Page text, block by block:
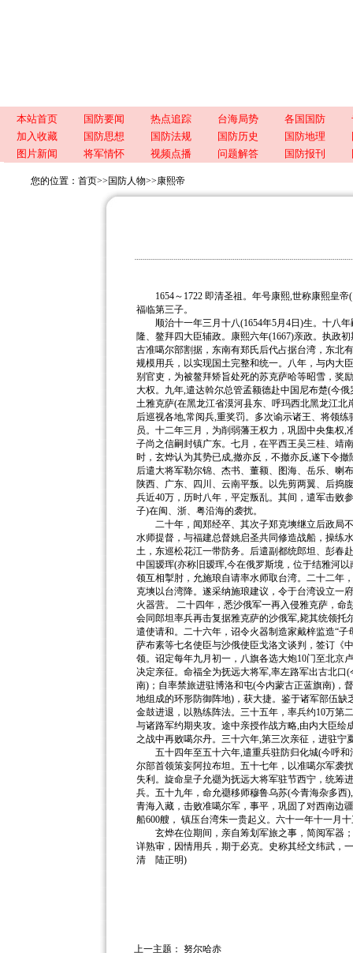
本站首页 国防要闻 热点追踪 台海局势 各国国防
加入收藏
国防思想 国防法规 国防历史 国防地理
图片新闻
将军情怀 视频点播 问题解答 国防报刊
您的位置： 首页>> 国防人物>>康熙帝
1654～1722 即清圣祖。年号康熙,世称康熙皇帝
福临第三子。
顺治十一年三月十八(1654年5月4日)生。十八年
隆、鳌拜四大臣辅政。康熙六年(1667)亲政。执政
古准噶尔部割据，东南有郑氏后代占据台湾，东北
规模用兵，以实现国土完整和统一。八年，与内大
别官吏，为被鳌拜矫旨处死的苏克萨哈等昭雪，奖
大权。九年,遣达斡尔总管孟额德赴中国尼布楚(今
土雅克萨(在黑龙江省漠河县东、呼玛西北黑龙江
后巡视各地,常阅兵,重奖罚。多次谕示诸王、将领
员。十二年三月，为削弱藩王权力，巩固中央集权
子尚之信嗣封镇广东。七月，在平西王吴三桂、靖
时，玄烨认为其势已成,撤亦反，不撤亦反,遂下令
后遣大将军勒尔锦、杰书、董额、图海、岳乐、喇
陕西、广东、四川、云南平叛。以先剪两翼、后捣
兵近40万，历时八年，平定叛乱。其间，遣军击败
子)在闽、浙、粤沿海的袭扰。
二十年，闻郑经卒、其次子郑克塽继立后政局
水师提督，与福建总督姚启圣共同修造战船，操练
土，东巡松花江一带防务。后遣副都统郎坦、彭春
中国瑷珲(亦称旧瑷珲,今在俄罗斯境，位于结雅河
领互相掣肘，允施琅自请率水师取台湾。二十二年
克塽以台湾降。遂采纳施琅建议，令于台湾设立一
火器营。 二十四年，悉沙俄军一再入侵雅克萨，
会同郎坦率兵再击复据雅克萨的沙俄军,毙其统领
遣使请和。二十六年，诏令火器制造家戴梓监造“
萨布素等七名使臣与沙俄使臣戈洛文谈判，签订《
领。诏定每年九月初一，八旗各选大炮10门至北京
决定亲征。命福全为抚远大将军,率左路军出古北
南)；自率禁旅进驻博洛和屯(今内蒙古正蓝旗南)，
地组成的环形防御阵地)，获大捷。鉴于诸军部伍
金鼓进退，以熟练阵法。三十五年，率兵约10万第
与诸路军约期夹攻。途中亲授作战方略,由内大臣
之战中再败噶尔丹。三十六年,第三次亲征，进驻
五十四年至五十六年,遣重兵驻防归化城(今呼和
尔部首领策妄阿拉布坦。五十七年，以准噶尔军袭
失利。旋命皇子允禵为抚远大将军驻节西宁，统筹
兵。五十九年，命允禵移师穆鲁乌苏(今青海杂多
青海入藏，击败准噶尔军，事平，巩固了对西南边
船600艘， 镇压台湾朱一贵起义。六十一年十一月
玄烨在位期间，亲自筹划军旅之事，简阅军器；
详熟审，因情用兵，期于必克。史称其经文纬武，
清 陆正明)
上一主题： 努尔哈赤